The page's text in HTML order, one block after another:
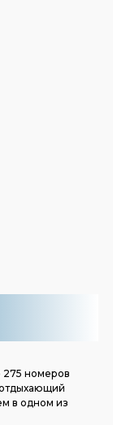
275 номеров
в одном из